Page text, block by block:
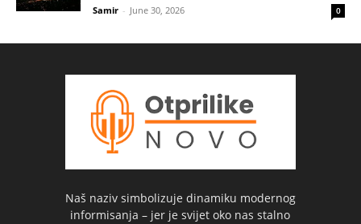
Samir - June 30, 2026 0
Naš naziv simbolizuje dinamiku modernog
informisanja – jer je svijet oko nas stalno